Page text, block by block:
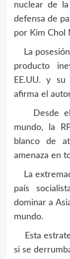
nuclear de
defensa de
por Kim Chol
La posesión
producto
EE.UU. y
afirma el
Desde el
mundo, la
blanco de
amenaza en
La
país
dominar a
mundo.
Esta
si se